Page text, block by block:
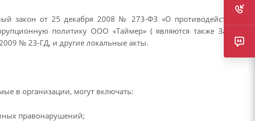
закон от 25 декабря 2008 № 273-ФЗ «О противодействии
политику ООО «Таймер» ( являются также Закон
№ 23-ГД, и другие локальные акты.
в организации, могут включать:
правонарушений;